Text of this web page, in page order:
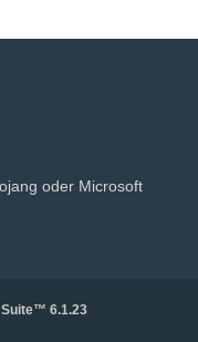
oder Microsoft
6.1.23